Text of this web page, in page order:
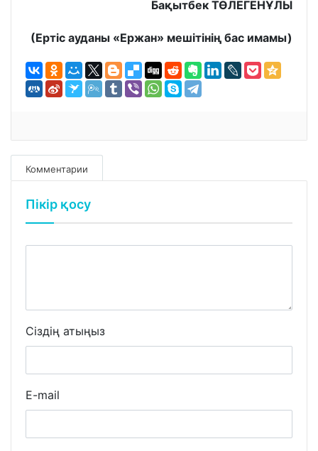
Бақытбек ТӨЛЕГЕНҰЛЫ
(Ертіс ауданы «Ержан» мешітінің бас имамы)
Комментарии
Пікір қосу
Сіздің атыңыз
E-mail